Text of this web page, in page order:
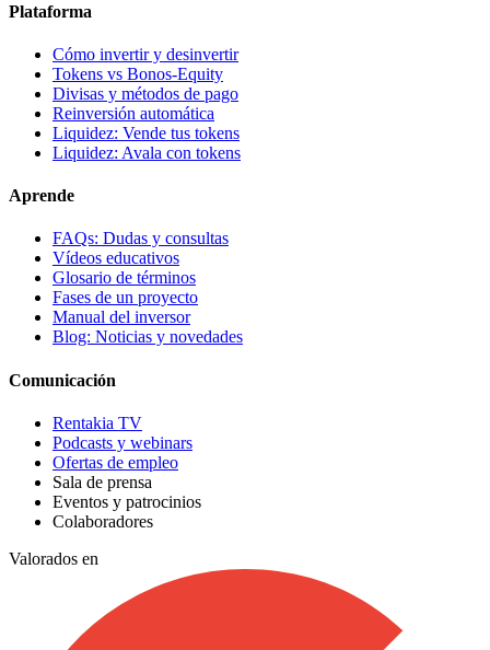
Plataforma
Cómo invertir y desinvertir
Tokens vs Bonos-Equity
Divisas y métodos de pago
Reinversión automática
Liquidez: Vende tus tokens
Liquidez: Avala con tokens
Aprende
FAQs: Dudas y consultas
Vídeos educativos
Glosario de términos
Fases de un proyecto
Manual del inversor
Blog: Noticias y novedades
Comunicación
Rentakia TV
Podcasts y webinars
Ofertas de empleo
Sala de prensa
Eventos y patrocinios
Colaboradores
Valorados en